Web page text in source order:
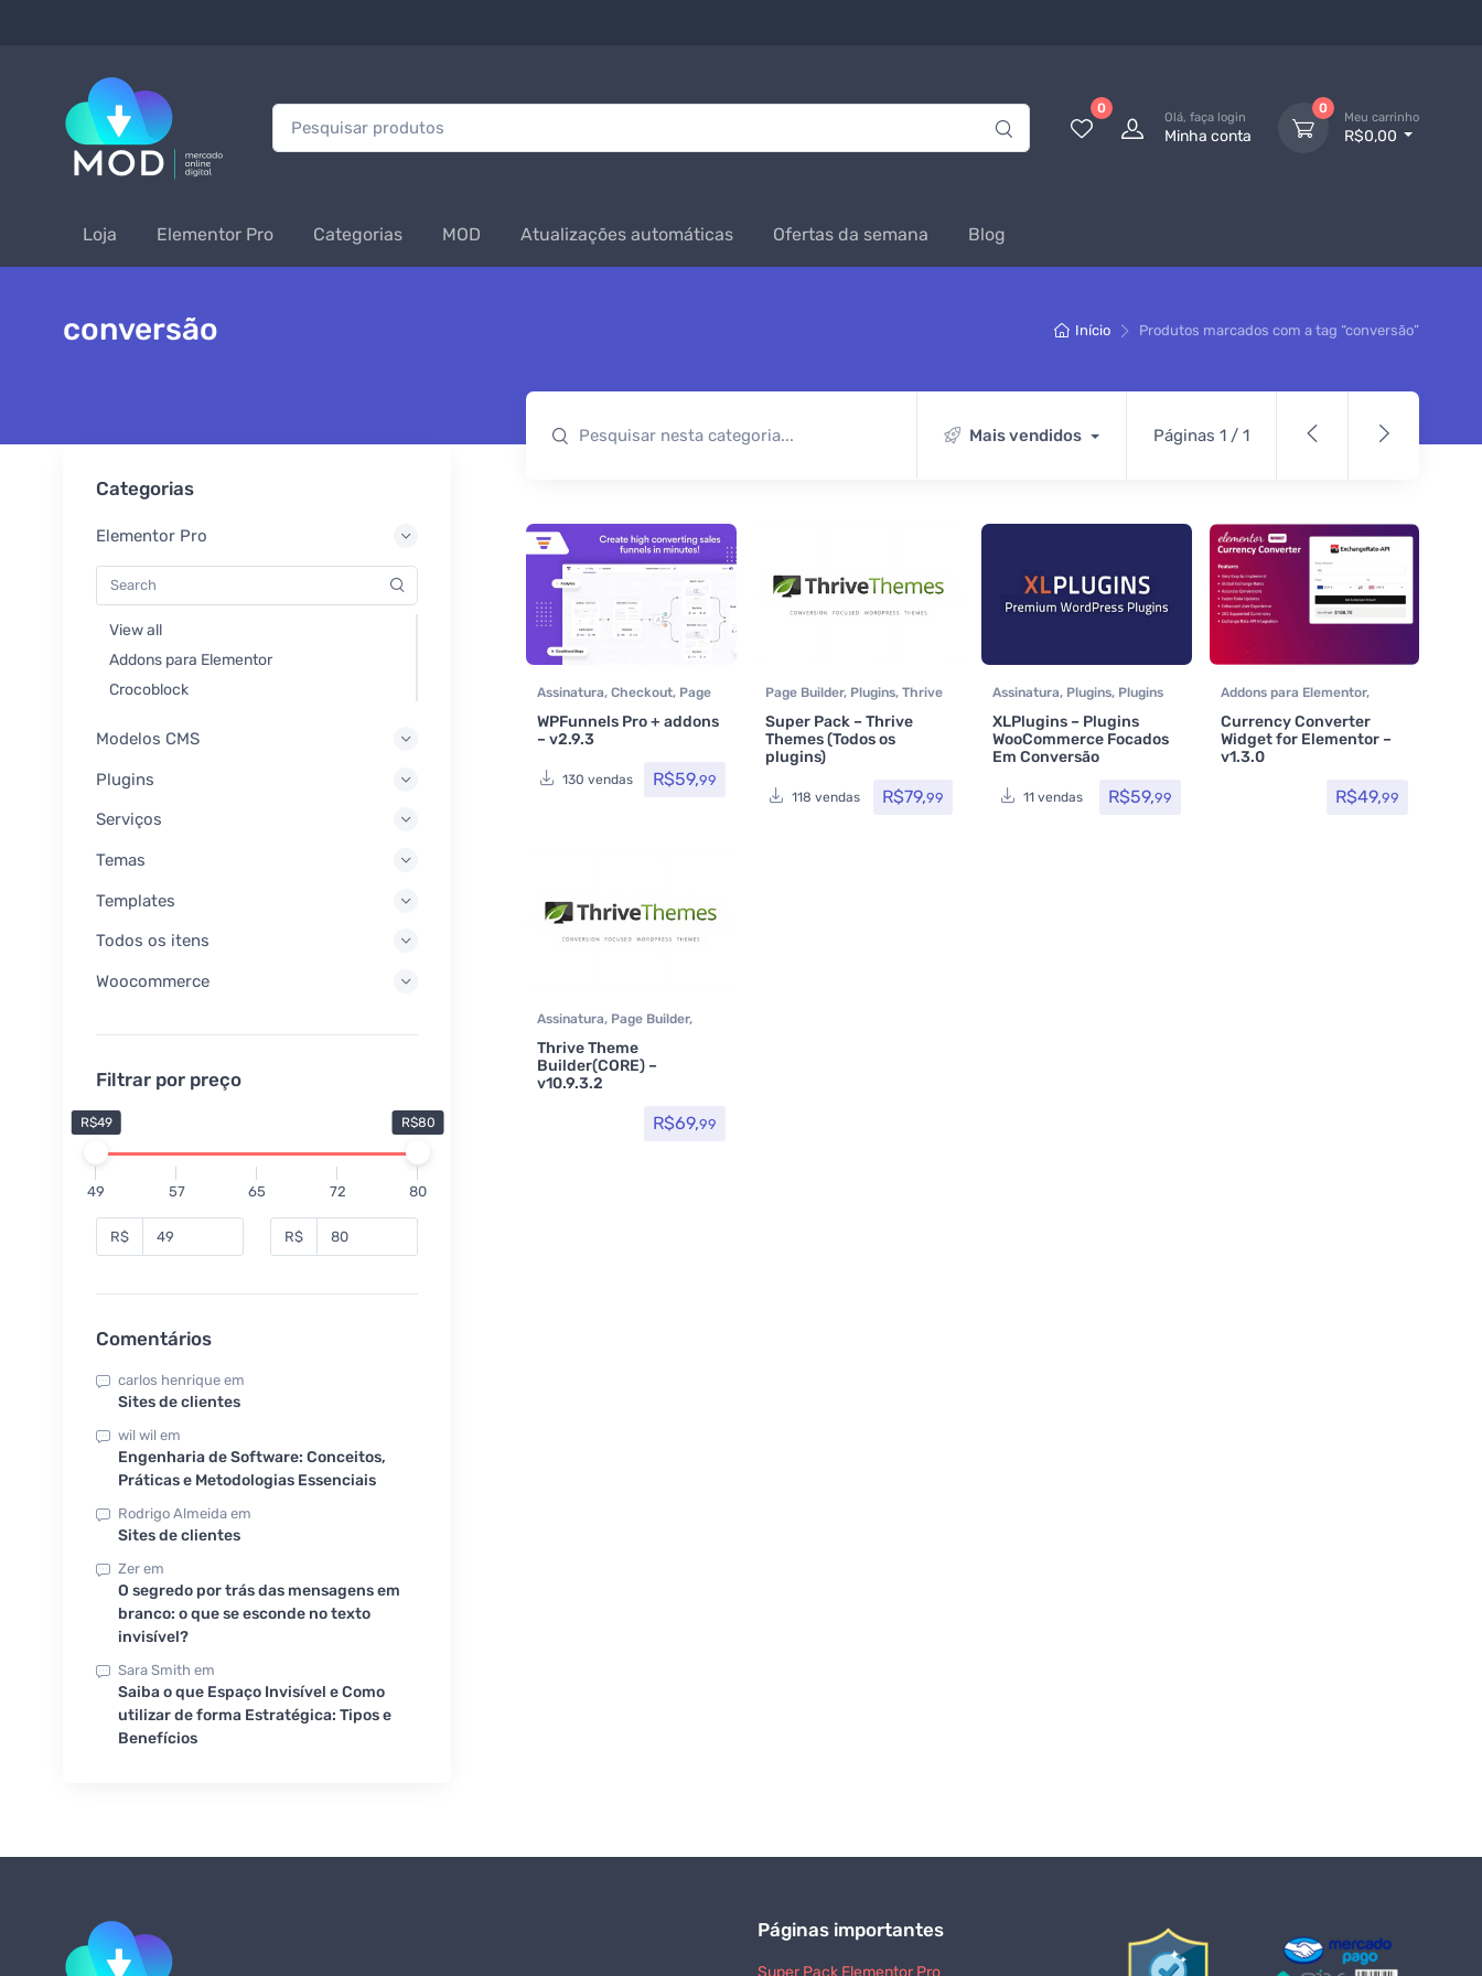
Procurar: 0
Olá, faça login
Minha conta
0
Meu carrinho
R$0,00
Loja Elementor Pro Categorias MOD Atualizações automáticas Ofertas da semana Blog
Início Produtos marcados com a tag “conversão”
conversão
Mais vendidos Páginas 1 / 1
Assinatura, Checkout, Page
Builder
Performance
Plugins Plugins
Woocommerce
WPFunnels Pro + addons
– v2.9.3
130 vendas R$59,99
Page Builder, Plugins, Thrive
plugins
Thrive Themes
Super Pack – Thrive
Themes (Todos os
plugins)
118 vendas R$79,99
Assinatura, Plugins, Plugins
Wocoomerce
Woocommerce
XLPlugins – Plugins
WooCommerce Focados
Em Conversão
11 vendas R$59,99
Addons para Elementor,
Assinatura
Plugins
Currency Converter
Widget for Elementor –
v1.3.0
R$49,99
Assinatura, Page Builder,
Plugins
Thrive plugins
Thrive Themes
Thrive Theme
Builder(CORE) –
v10.9.3.2
R$69,99
Categorias
Elementor Pro
View all
Addons para Elementor
Crocoblock
Modelos CMS
Plugins
Serviços
Temas
Templates
Todos os itens
Woocommerce
Filtrar por preço
R$49 R$80
49 57 65 72 80
R$ R$
Comentários
carlos henrique em
Sites de clientes
wil wil em
Engenharia de Software: Conceitos,
Práticas e Metodologias Essenciais
Rodrigo Almeida em
Sites de clientes
Zer em
O segredo por trás das mensagens em
branco: o que se esconde no texto
invisível?
Sara Smith em
Saiba o que Espaço Invisível e Como
utilizar de forma Estratégica: Tipos e
Benefícios
Páginas importantes
Super Pack Elementor Pro